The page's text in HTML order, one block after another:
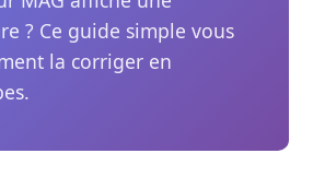
? Ce guide simple vous
la corriger en